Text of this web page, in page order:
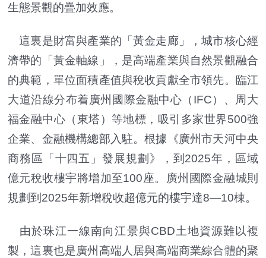
生態景觀的疊加效應。
這裏是財富與產業的「黃金走廊」，城市核心經
濟帶的「黃金軸線」，是高端產業與自然景觀融合
的典範，單位面積產值與稅收貢獻全市領先。臨江
大道沿線分布着廣州國際金融中心（IFC）、周大
福金融中心（東塔）等地標，吸引多家世界500強
企業、金融機構總部入駐。根據《廣州市天河中央
商務區「十四五」發展規劃》，到2025年，區域
億元稅收樓宇將增加至100座。廣州國際金融城則
規劃到2025年新增稅收超億元的樓宇達8—10棟。
由於珠江一線南向江景與CBD土地資源難以複
製，這裏也是廣州高端人居與高端商業綜合體的聚